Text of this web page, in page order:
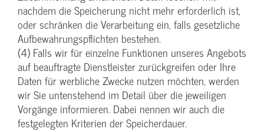
nachdem die Speicherung nicht mehr erforderlich ist,
oder schränken die Verarbeitung ein, falls gesetzliche
Aufbewahrungspflichten bestehen.
(4) Falls wir für einzelne Funktionen unseres Angebots
auf beauftragte Dienstleister zurückgreifen oder Ihre
Daten für werbliche Zwecke nutzen möchten, werden
wir Sie untenstehend im Detail über die jeweiligen
Vorgänge informieren. Dabei nennen wir auch die
festgelegten Kriterien der Speicherdauer.